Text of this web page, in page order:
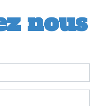
nous